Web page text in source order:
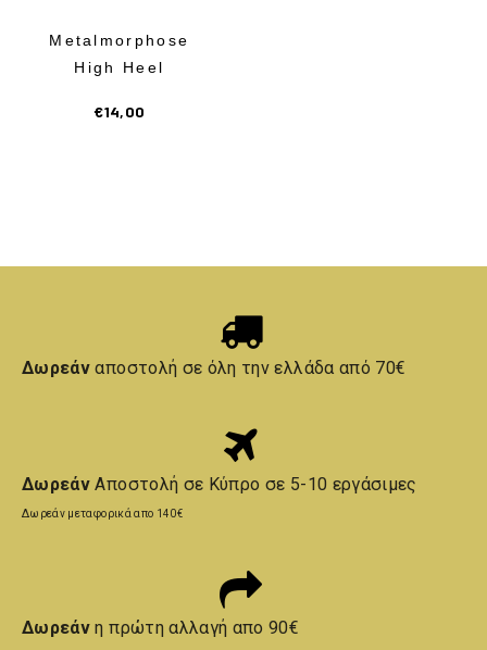
Metalmorphose
High Heel
€14,00
Δωρεάναποστολή σε όλη την ελλάδα από 70€
ΔωρεάνΑποστολή σε Κύπρο σε 5-10 εργάσιμες
Δωρεάν μεταφορικά απο 140€
Δωρεάνη πρώτη αλλαγή απο 90€